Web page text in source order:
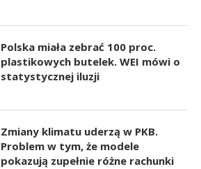
Polska miała zebrać 100 proc.
plastikowych butelek. WEI mówi o
statystycznej iluzji
Zmiany klimatu uderzą w PKB.
Problem w tym, że modele
pokazują zupełnie różne rachunki